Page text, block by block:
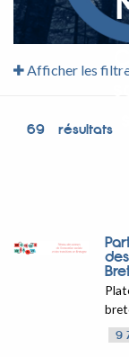
Afficher les
69 résultats
9